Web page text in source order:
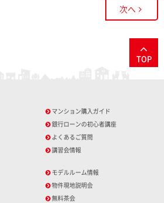
次へ
TOP
マンション購入ガイド
銀行ローンの初心者講座
よくあるご質問
講習会情報
モデルルーム情報
物件現地説明会
無料茶会